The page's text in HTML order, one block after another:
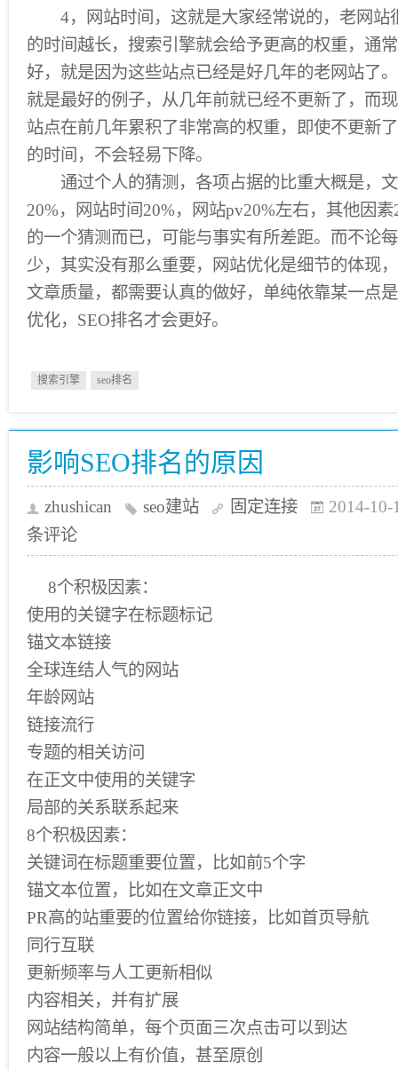
4，网站时间，这就是大家经常说的，老网站
的时间越长，搜索引擎就会给予更高的权重，通
好，就是因为这些站点已经是好几年的老网站了
就是最好的例子，从几年前就已经不更新了，而
站点在前几年累积了非常高的权重，即使不更新
的时间，不会轻易下降。
通过个人的猜测，各项占据的比重大概是，文
20%，网站时间20%，网站pv20%左右，其他因
的一个猜测而已，可能与事实有所差距。而不论
少，其实没有那么重要，网站优化是细节的体现
文章质量，都需要认真的做好，单纯依靠某一点
优化，SEO排名才会更好。
搜索引擎 seo排名
影响SEO排名的原因
zhushican seo建站 固定连接
2014-10-
条评论
8个积极因素：
使用的关键字在标题标记
锚文本链接
全球连结人气的网站
年龄网站
链接流行
专题的相关访问
在正文中使用的关键字
局部的关系联系起来
8个积极因素：
关键词在标题重要位置，比如前5个字
锚文本位置，比如在文章正文中
PR高的站重要的位置给你链接，比如首页导航
同行互联
更新频率与人工更新相似
内容相关，并有扩展
网站结构简单，每个页面三次点击可以到达
内容一般以上有价值，甚至原创